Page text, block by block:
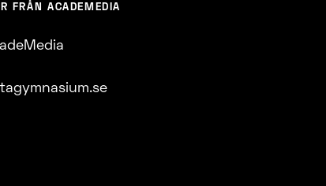
FRÅN ACADEMEDIA